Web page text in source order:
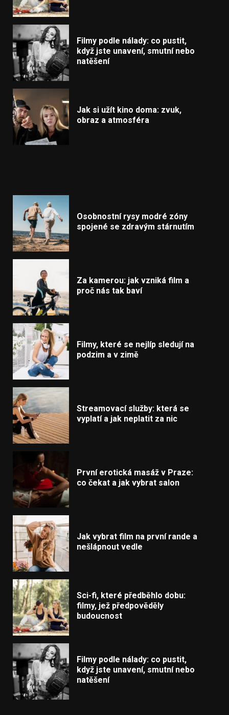
Filmy podle nálady: co pustit,
když jste unavení, smutní nebo
natěšení
Jak si užít kino doma: zvuk,
obraz a atmosféra
Osobnostní rysy modré zóny
spojené se zdravým stárnutím
Za kamerou: jak vzniká film a
proč nás tak baví
Filmy, které se nejlíp sledují na
podzim a v zimě
Streamovací služby: která se
vyplatí a jak neplatit za nic
První erotická masáž v Praze:
co čekat a jak vybrat salon
Jak vybrat film na první rande a
nešlápnout vedle
Sci-fi, které předběhlo dobu:
filmy, jež předpověděly
budoucnost
Filmy podle nálady: co pustit,
když jste unavení, smutní nebo
natěšení